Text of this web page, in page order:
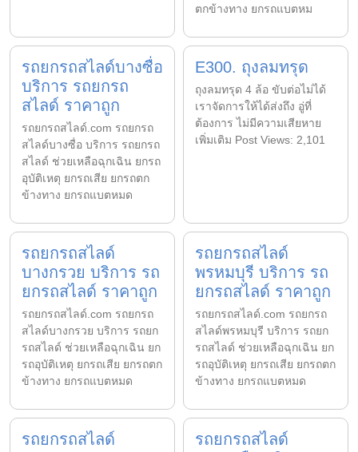
ตกข้างทาง ยกรถแบตหม
รถยกรถสไลด์บางซื่อ
บริการ รถยกรถ
สไลด์ ราคาถูก
รถยกรถสไลด์.com รถยกรถ
สไลด์บางซื่อ บริการ รถยกรถ
สไลด์ ช่วยเหลือฉุกเฉิน ยกรถ
อุบัติเหตุ ยกรถเสีย ยกรถตก
ข้างทาง ยกรถแบตหมด
E300. ถุงลมทรุด
ถุงลมทรุด 4 ล้อ ขับต่อไม่ได้
เราจัดการให้ได้ส่งถึง อู่ที่
ต้องการ ไม่มีความเสียหาย
เพิ่มเติม Post Views: 2,101
รถยกรถสไลด์
บางกรวย บริการ รถ
ยกรถสไลด์ ราคาถูก
รถยกรถสไลด์.com รถยกรถ
สไลด์บางกรวย บริการ รถยก
รถสไลด์ ช่วยเหลือฉุกเฉิน ยก
รถอุบัติเหตุ ยกรถเสีย ยกรถตก
ข้างทาง ยกรถแบตหมด
รถยกรถสไลด์
พรหมบุรี บริการ รถ
ยกรถสไลด์ ราคาถูก
รถยกรถสไลด์.com รถยกรถ
สไลด์พรหมบุรี บริการ รถยก
รถสไลด์ ช่วยเหลือฉุกเฉิน ยก
รถอุบัติเหตุ ยกรถเสีย ยกรถตก
ข้างทาง ยกรถแบตหมด
รถยกรถสไลด์
รถยกรถสไลด์